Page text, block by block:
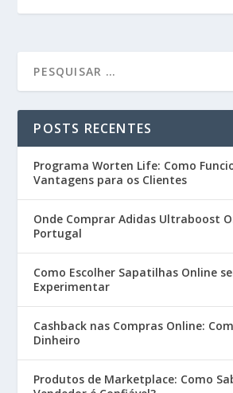
POSTS RECENTES
Programa Worten Life: Como
Vantagens para os Clientes
Onde Comprar Adidas Ultraboost
Portugal
Como Escolher Sapatilhas Online
Experimentar
Cashback nas Compras Online:
Dinheiro
Produtos de Marketplace: Como